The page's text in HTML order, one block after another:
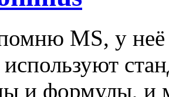
MS, у неё
используют
и формулы, и